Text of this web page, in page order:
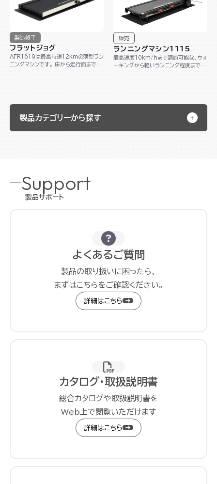
製造終了
フラットジョグ
AFR1619は最高時速12kmの薄型ラン
ニングマシンです。 床から走行面までの
販売
ランニングマシン1115
最高速度10km/hまで調節可能な、ウォ
ーキングから軽いランニング程度まで対
製品カテゴリーから探す
Support
製品サポート
よくあるご質問
製品の取り扱いに困ったら、
まずはこちらをご確認ください。
詳細はこちら
カタログ・取扱説明書
総合カタログや取扱説明書を
Web上で閲覧いただけます
詳細はこちら